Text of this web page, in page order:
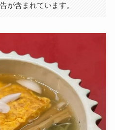
が含まれています。